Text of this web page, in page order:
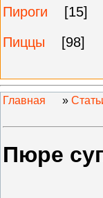
Пироги
[15]
Пиццы
[98]
Главная »
Пюре